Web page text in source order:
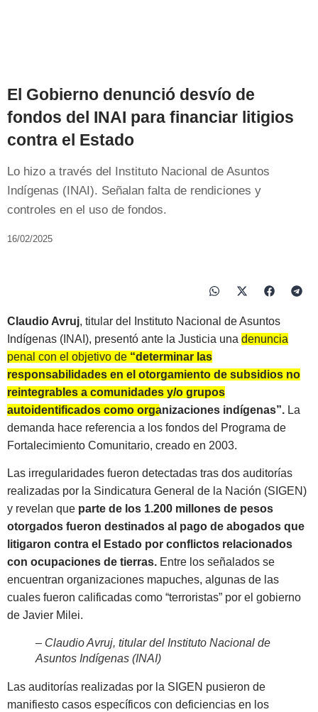
El Gobierno denunció desvío de
fondos del INAI para financiar litigios
contra el Estado
Lo hizo a través del Instituto Nacional de Asuntos
Indígenas (INAI). Señalan falta de rendiciones y
controles en el uso de fondos.
16/02/2025
Claudio Avruj, titular del Instituto Nacional de Asuntos
Indígenas (INAI), presentó ante la Justicia una denuncia
penal con el objetivo de “determinar las
responsabilidades en el otorgamiento de subsidios no
reintegrables a comunidades y/o grupos
autoidentificados como organizaciones indígenas”. La
demanda hace referencia a los fondos del Programa de
Fortalecimiento Comunitario, creado en 2003.
Las irregularidades fueron detectadas tras dos auditorías
realizadas por la Sindicatura General de la Nación (SIGEN)
y revelan que parte de los 1.200 millones de pesos
otorgados fueron destinados al pago de abogados que
litigaron contra el Estado por conflictos relacionados
con ocupaciones de tierras. Entre los señalados se
encuentran organizaciones mapuches, algunas de las
cuales fueron calificadas como “terroristas” por el gobierno
de Javier Milei.
– Claudio Avruj, titular del Instituto Nacional de
Asuntos Indígenas (INAI)
Las auditorías realizadas por la SIGEN pusieron de
manifiesto casos específicos con deficiencias en los